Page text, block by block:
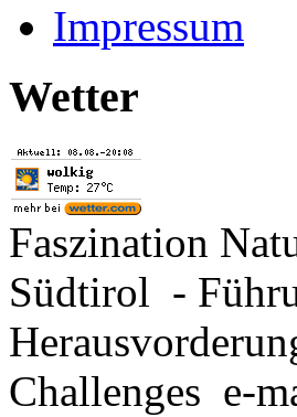
Impressum
Wetter
Faszination
Südtirol -
Challenges e-